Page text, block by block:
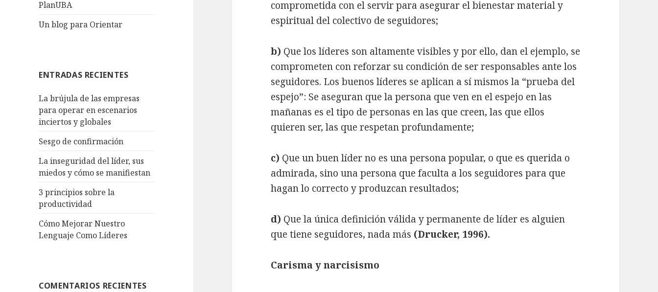
PlanUBA
Un blog para Orientar
ENTRADAS RECIENTES
La brújula de las empresas
para operar en escenarios
inciertos y globales
Sesgo de confirmación
La inseguridad del líder, sus
miedos y cómo se manifiestan
3 principios sobre la
productividad
Cómo Mejorar Nuestro
Lenguaje Como Líderes
COMENTARIOS RECIENTES
comprometida con el servir para asegurar el bienestar material y
espiritual del colectivo de seguidores;
b) Que los líderes son altamente visibles y por ello, dan el ejemplo, se
comprometen con reforzar su condición de ser responsables ante los
seguidores. Los buenos líderes se aplican a sí mismos la “prueba del
espejo”: Se aseguran que la persona que ven en el espejo en las
mañanas es el tipo de personas en las que creen, las que ellos
quieren ser, las que respetan profundamente;
c) Que un buen líder no es una persona popular, o que es querida o
admirada, sino una persona que faculta a los seguidores para que
hagan lo correcto y produzcan resultados;
d) Que la única definición válida y permanente de líder es alguien
que tiene seguidores, nada más (Drucker, 1996).
Carisma y narcisismo